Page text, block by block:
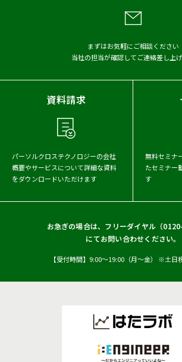
2026年 2025年
2024年
2023年
2022年
2021
2020年
2018
2017年
まずはお気軽にご相談ください
当社の担当が確認してご連絡差し上
資料請求
パーソルクロステクノロジーの会社
概要やサービスについて詳細な資料
をダウンロードいただけます
無料セミナ
たセミナー
す
お急ぎの場合は、フリーダイヤル（
にてお問い合わせください。
【受付時間】9:00〜19:00（月〜金） ※土日